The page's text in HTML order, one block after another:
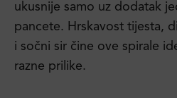
ukusnije samo uz dodatak
pancete. Hrskavost tijesta,
i sočni sir čine ove spirale
razne prilike.